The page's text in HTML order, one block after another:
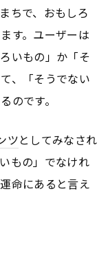
ちで、おもしろ
す。ユーザーは
いもの」か「そ
、「そうでない
のです。
ツとしてみなされ
もの」でなけれ
命にあると言え